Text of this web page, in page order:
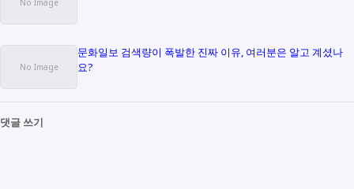
문화일보 검색량이 폭발한 진짜 이유, 여러분은 알고 계셨나
요?
댓글 쓰기